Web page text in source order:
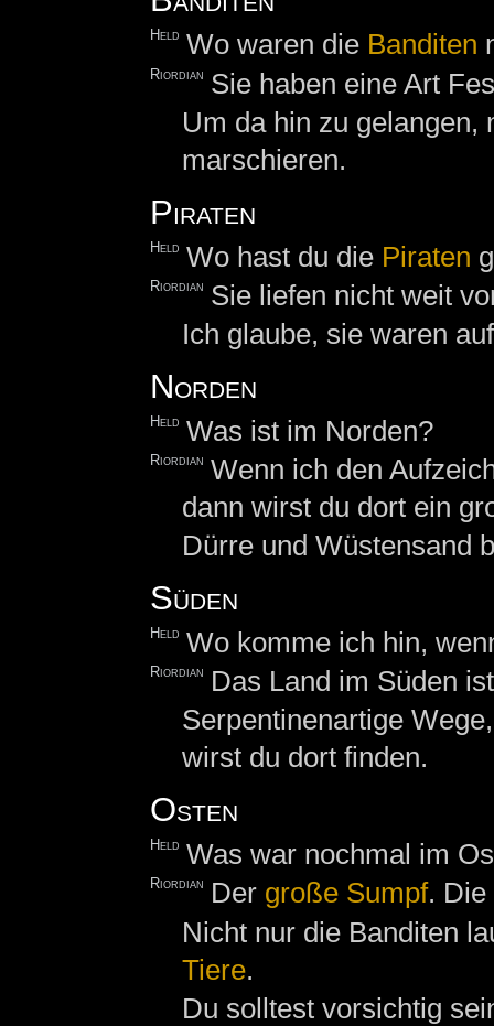
Held Wo waren die Banditen
Riordian Sie haben eine Art
Um da hin zu
marschieren.
Piraten
Held Wo hast du die Piraten
Riordian Sie liefen nicht weit
Ich glaube, sie waren
Norden
Held Was ist im Norden?
Riordian Wenn ich den
dann wirst du dort ein
Dürre und Wüstensand
Süden
Held Wo komme ich hin,
Riordian
Das Land im Süden
Serpentinenartige
wirst du dort finden.
Osten
Held Was war nochmal im
Riordian Der große Sumpf. Die
Nicht nur die Banditen
Tiere.
Du solltest vorsichtig